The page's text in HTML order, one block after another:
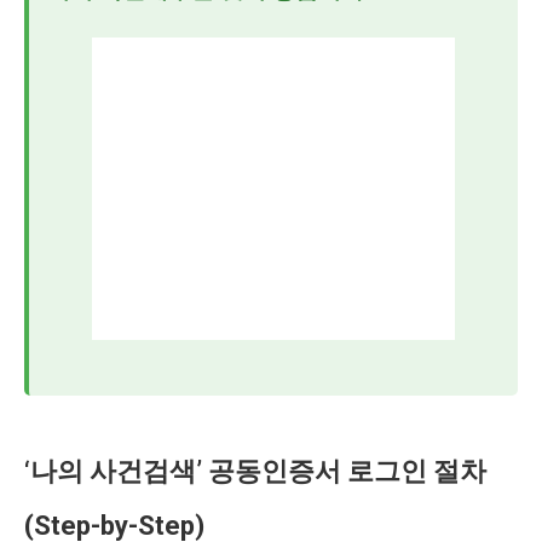
‘나의 사건검색’ 공동인증서 로그인 절차
(Step-by-Step)